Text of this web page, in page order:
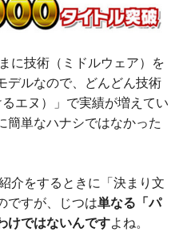
に技術（ミドルウェア）を
デルなので、どんどん技術
エヌ）」で実績が増えてい
簡単なハナシではなかった
介をするときに「決まり文
ですが、じつは単なる「パ
けではないんですよね。